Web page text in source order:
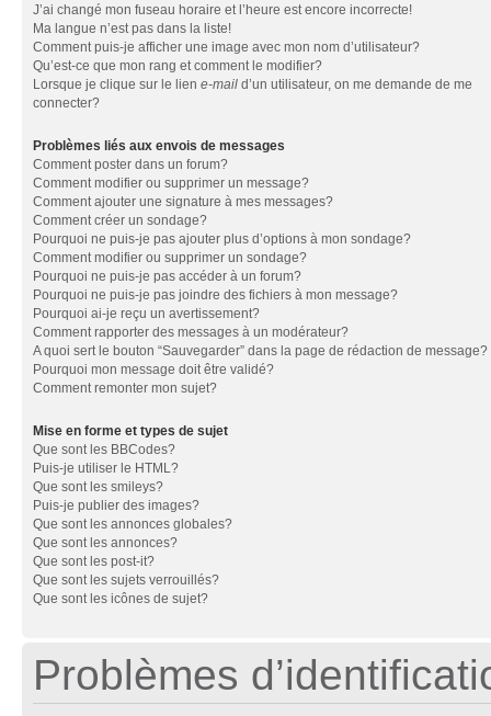
J’ai changé mon fuseau horaire et l’heure est encore incorrecte!
Ma langue n’est pas dans la liste!
Comment puis-je afficher une image avec mon nom d’utilisateur?
Qu’est-ce que mon rang et comment le modifier?
Lorsque je clique sur le lien e-mail d’un utilisateur, on me demande de me
connecter?
Problèmes liés aux envois de messages
Comment poster dans un forum?
Comment modifier ou supprimer un message?
Comment ajouter une signature à mes messages?
Comment créer un sondage?
Pourquoi ne puis-je pas ajouter plus d’options à mon sondage?
Comment modifier ou supprimer un sondage?
Pourquoi ne puis-je pas accéder à un forum?
Pourquoi ne puis-je pas joindre des fichiers à mon message?
Pourquoi ai-je reçu un avertissement?
Comment rapporter des messages à un modérateur?
A quoi sert le bouton “Sauvegarder” dans la page de rédaction de message?
Pourquoi mon message doit être validé?
Comment remonter mon sujet?
Mise en forme et types de sujet
Que sont les BBCodes?
Puis-je utiliser le HTML?
Que sont les smileys?
Puis-je publier des images?
Que sont les annonces globales?
Que sont les annonces?
Que sont les post-it?
Que sont les sujets verrouillés?
Que sont les icônes de sujet?
Problèmes